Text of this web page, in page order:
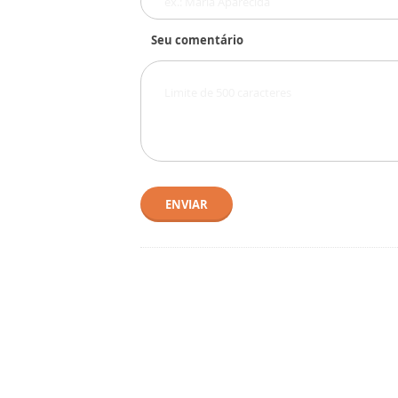
Seu comentário
ENVIAR